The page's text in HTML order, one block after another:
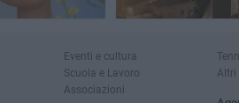
Eventi e cultura
Scuola e Lavoro
Associazioni
Altri